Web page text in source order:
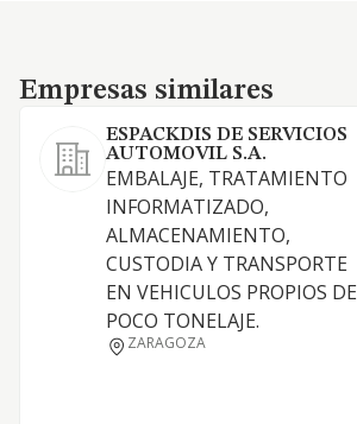
Empresas similares
Empresas similares
ESPACKDIS DE SERVICIOS
AUTOMOVIL S.A.
EMBALAJE, TRATAMIENTO
INFORMATIZADO,
ALMACENAMIENTO,
CUSTODIA Y TRANSPORTE
EN VEHICULOS PROPIOS DE
POCO TONELAJE.
ZARAGOZA